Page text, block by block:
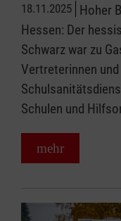
18.11.2025 Hoher
Hessen: Der
Schwarz war zu
Vertreterinnen
Schulen und
mehr